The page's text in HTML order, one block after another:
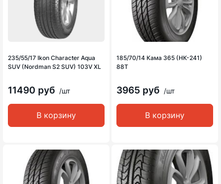
235/55/17 Ikon Character Aqua
SUV (Nordman S2 SUV) 103V XL
11490 руб /шт
В корзину
185/70/14 Кама 365 (НК-241)
88T
3965 руб /шт
В корзину